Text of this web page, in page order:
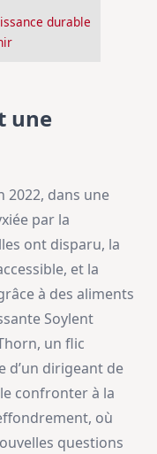
durable
une
2022, dans une
par la
ont disparu, la
et la
à des aliments
Soylent
un flic
d’un dirigeant de
confronter à la
où
questions